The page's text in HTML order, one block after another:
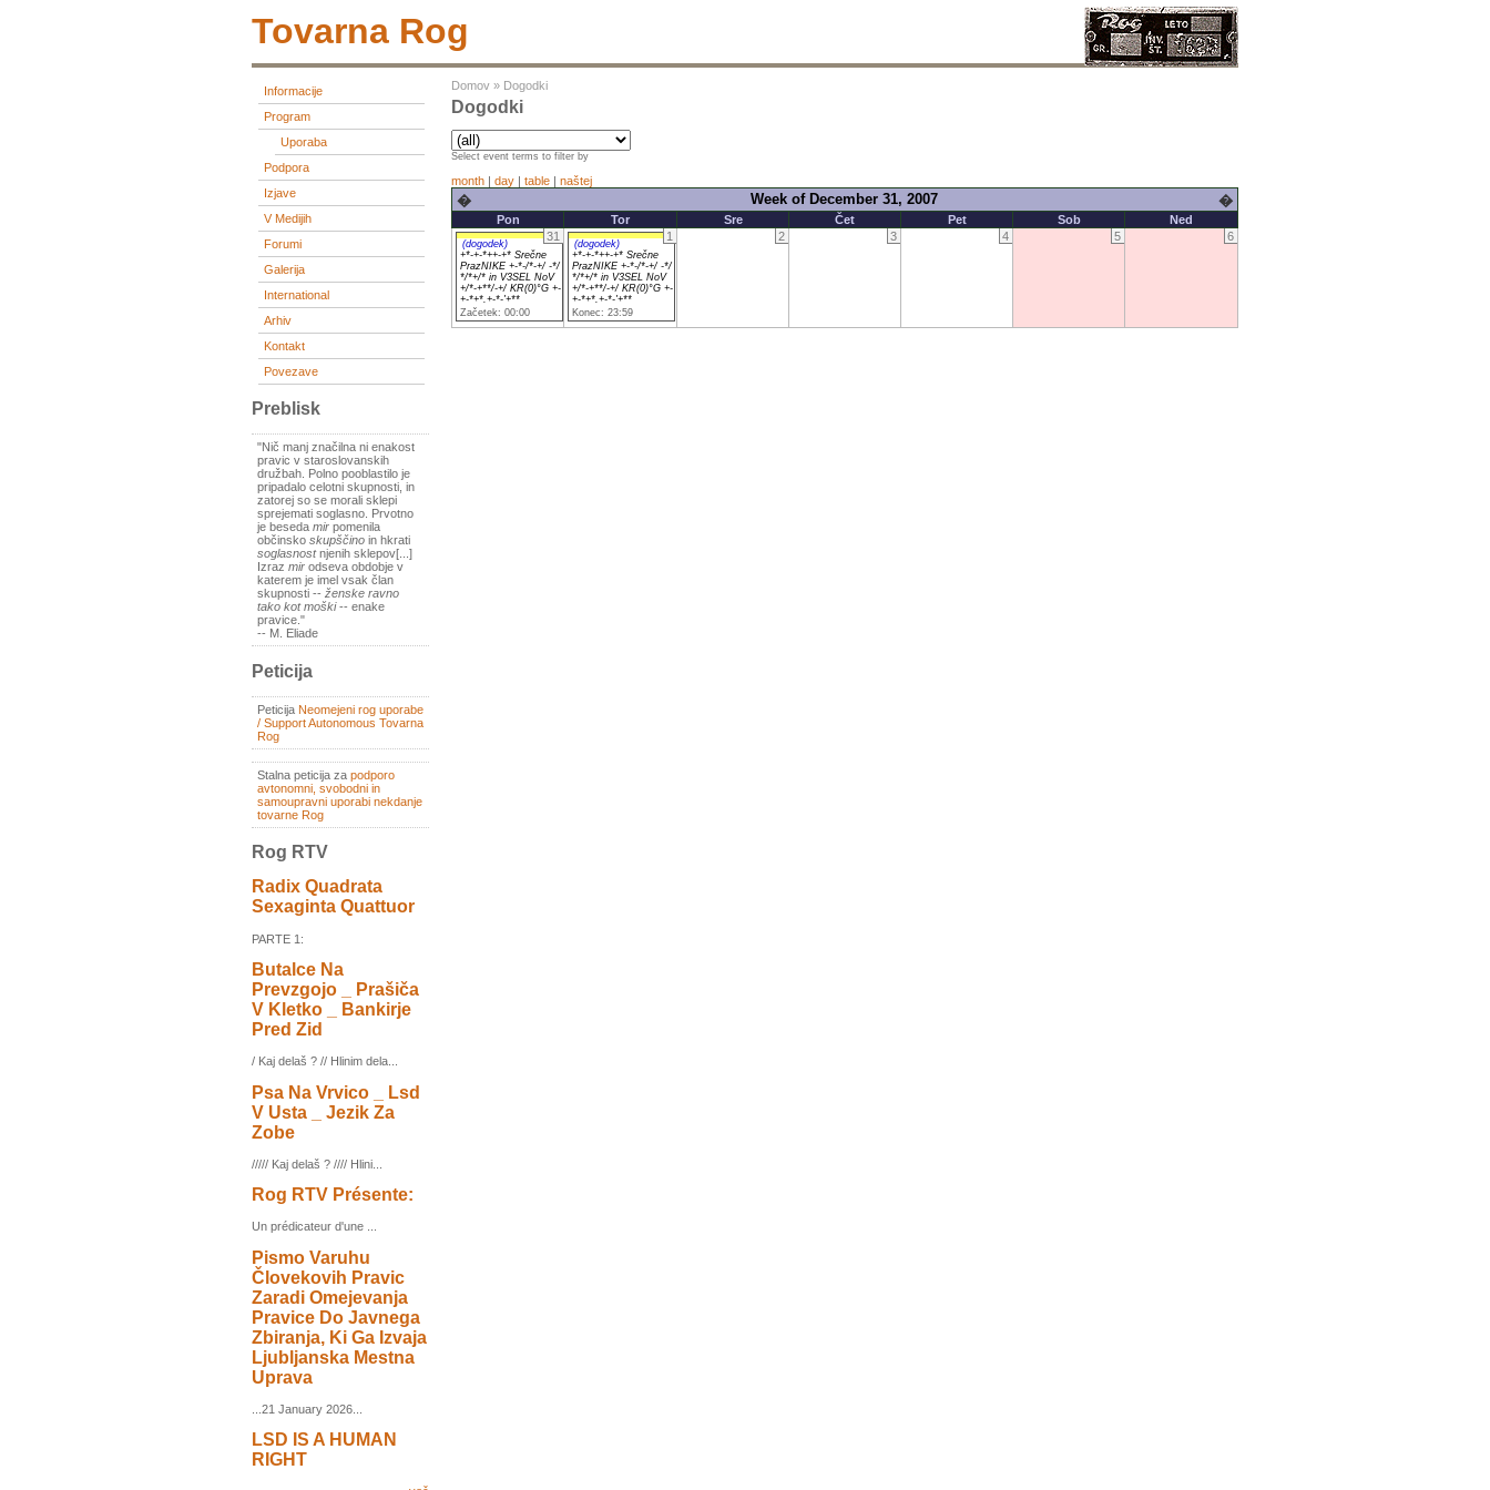
Tovarna Rog
Informacije
Program
Uporaba
Podpora
Izjave
V Medijih
Forumi
Galerija
International
Arhiv
Kontakt
Povezave
Preblisk
"Nič manj značilna ni enakost
pravic v staroslovanskih
družbah. Polno pooblastilo je
pripadalo celotni skupnosti, in
zatorej so se morali sklepi
sprejemati soglasno. Prvotno
je beseda mir pomenila
občinsko skupščino in hkrati
soglasnostnjenih sklepov[...]
Izraz mir odseva obdobje v
katerem je imel vsak član
skupnosti -- ženske ravno
tako kot moški-- enake
pravice."
-- M. Eliade
Peticija
Peticija Neomejeni rog uporabe
/ Support Autonomous Tovarna
Rog
Stalna peticija za podporo
avtonomni, svobodni in
samoupravni uporabi nekdanje
tovarne Rog
Rog RTV
Radix Quadrata
Sexaginta Quattuor
PARTE 1:
Butalce Na
Prevzgojo _ Prašiča
V Kletko _ Bankirje
Pred Zid
/ Kaj delaš ? // Hlinim dela...
Psa Na Vrvico _ Lsd
V Usta _ Jezik Za
Zobe
///// Kaj delaš ? //// Hlini...
Rog RTV Présente:
Un prédicateur d'une ...
Pismo Varuhu
Človekovih Pravic
Zaradi Omejevanja
Pravice Do Javnega
Zbiranja, Ki Ga Izvaja
Ljubljanska Mestna
Uprava
...21 January 2026...
LSD IS A HUMAN
RIGHT
Domov » Dogodki
Dogodki
Select event terms to filter by
month | day | table | naštej
� Week of December 31, 2007 �
Pon Tor Sre Čet Pet Sob
Ned
31
(dogodek)
+*-+-*++-+* Srečne
PrazNIKE +-*-/*-+/ -*/
*/*+/* in V3SEL NoV
+/*-+**/-+/ KR(0)°G +-
+-*+*.+-*-'+**
Začetek: 00:00
1
(dogodek)
+*-+-*++-+* Srečne
PrazNIKE +-*-/*-+/ -*/
*/*+/* in V3SEL NoV
+/*-+**/-+/ KR(0)°G +-
+-*+*.+-*-'+**
Konec: 23:59
2 3 4 5 6